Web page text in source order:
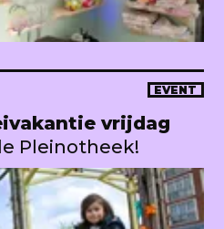
EVENT
vrijdag
Pleinotheek!